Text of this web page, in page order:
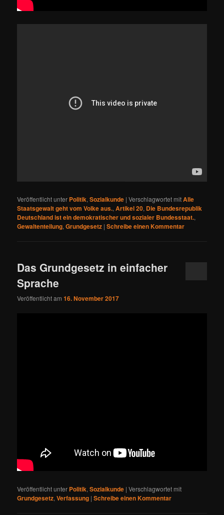
Veröffentlicht unter Politik,Sozialkunde |Verschlagwortet mitAlle
Staatsgewalt geht vom Volke aus.,Artikel 20, Die Bundesrepublik
Deutschland ist ein demokratischer und sozialer Bundesstaat.,
Gewaltenteilung,Grundgesetz |Schreibe einen Kommentar
Das Grundgesetz in einfacher
Sprache
Veröffentlicht am16. November 2017
Veröffentlicht unter Politik,Sozialkunde |Verschlagwortet mit
Grundgesetz,Verfassung |Schreibe einen Kommentar